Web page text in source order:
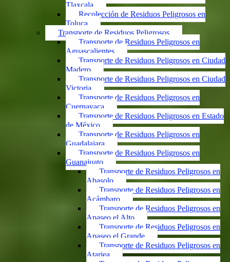
Tlaxcala
Recolección de Residuos Peligrosos en
Toluca
Transporte de Residuos Peligrosos
Transporte de Residuos Peligrosos en
Aguascalientes
Transporte de Residuos Peligrosos en Ciudad
Madero
Transporte de Residuos Peligrosos en Ciudad
Victoria
Transporte de Residuos Peligrosos en
Cuernavaca
Transporte de Residuos Peligrosos en Estado
de México
Transporte de Residuos Peligrosos en
Guadalajara
Transporte de Residuos Peligrosos en
Guanajuato
Transporte de Residuos Peligrosos en
Abasolo
Transporte de Residuos Peligrosos en
Acámbaro
Transporte de Residuos Peligrosos en
Apaseo el Alto
Transporte de Residuos Peligrosos en
Apaseo el Grande
Transporte de Residuos Peligrosos en
Atarjea